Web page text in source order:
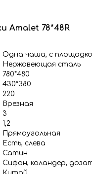
Amalet 78*48R
Одна чаша, с
Нержавеющая сталь
780*480
430*380
220
Врезная
3
1,2
Прямоугольная
Есть, слева
Сатин
Сифон, коландер,